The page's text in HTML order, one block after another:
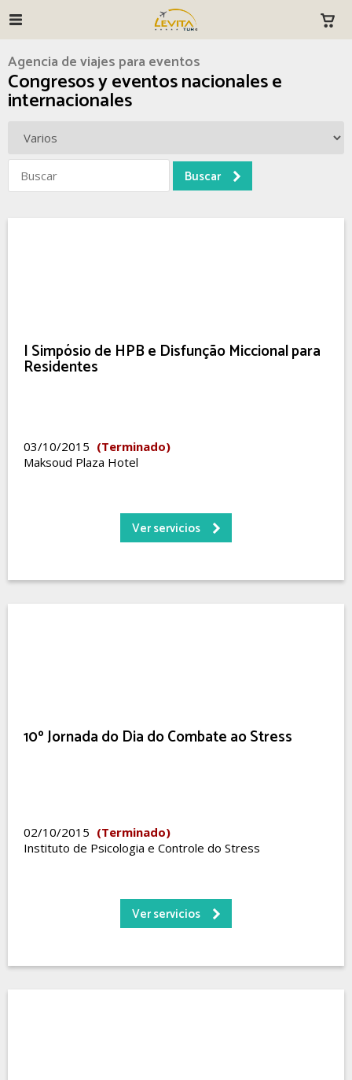
Agencia de viajes para eventos
Congresos y eventos nacionales e
internacionales
I Simpósio de HPB e Disfunção Miccional para
Residentes
03/10/2015 (Terminado)
Maksoud Plaza Hotel
Ver servicios
10º Jornada do Dia do Combate ao Stress
02/10/2015 (Terminado)
Instituto de Psicologia e Controle do Stress
Ver servicios